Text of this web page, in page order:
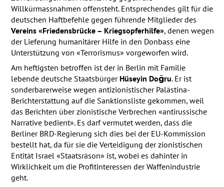
Willkürmassnahmen offensteht. Entsprechendes gilt für die
deutschen Haftbefehle gegen führende Mitglieder des
Vereins «Friedensbrücke – Kriegsopferhilfe», denen wegen
der Lieferung humanitärer Hilfe in den Donbass eine
Unterstützung von «Terrorismus» vorgeworfen wird.
Am heftigsten betroffen ist der in Berlin mit Familie
lebende deutsche Staatsbürger Hüseyin Doğru. Er ist
sonderbarerweise wegen antizionistischer Palästina-
Berichterstattung auf die Sanktionsliste gekommen, weil
das Berichten über zionistische Verbrechen «antirussische
Narrative bedient». Es darf vermutet werden, dass die
Berliner BRD-Regierung sich dies bei der EU-Kommission
bestellt hat, da für sie die Verteidigung der zionistischen
Entität Israel «Staatsräson» ist, wobei es dahinter in
Wirklichkeit um die Profitinteressen der Waffenindustrie
geht.